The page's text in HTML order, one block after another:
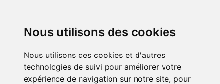
Nous utilisons des cookies
Nous utilisons des cookies et d'autres
technologies de suivi pour améliorer votre
expérience de navigation sur notre site, pour